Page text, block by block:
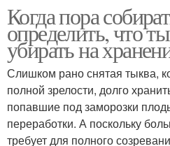
Когда пора
определить, что
убирать на
Слишком рано снятая тыква,
полной зрелости, долго
попавшие под заморозки
переработки. А поскольку
требует для полного